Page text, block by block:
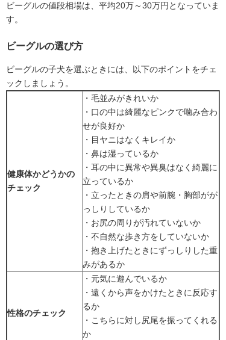
ビーグルの値段相場は、平均20万～30万円となっていま
す。
ビーグルの選び方
ビーグルの子犬を選ぶときには、以下のポイントをチェ
ックしましょう。
健康体かどうかの
チェック
・毛並みがきれいか
・口の中は綺麗なピンクで噛み合わ
せが良好か
・目ヤニはなくキレイか
・鼻は湿っているか
・耳の中に異常や異臭はなく綺麗に
立っているか
・立ったときの肩や前腕・胸部がが
っしりしているか
・お尻の周りが汚れていないか
・不自然な歩き方をしていないか
・抱き上げたときにずっしりした重
みがあるか
性格のチェック
・元気に遊んでいるか
・遠くから声をかけたときに反応す
るか
・こちらに対し尻尾を振ってくれる
か